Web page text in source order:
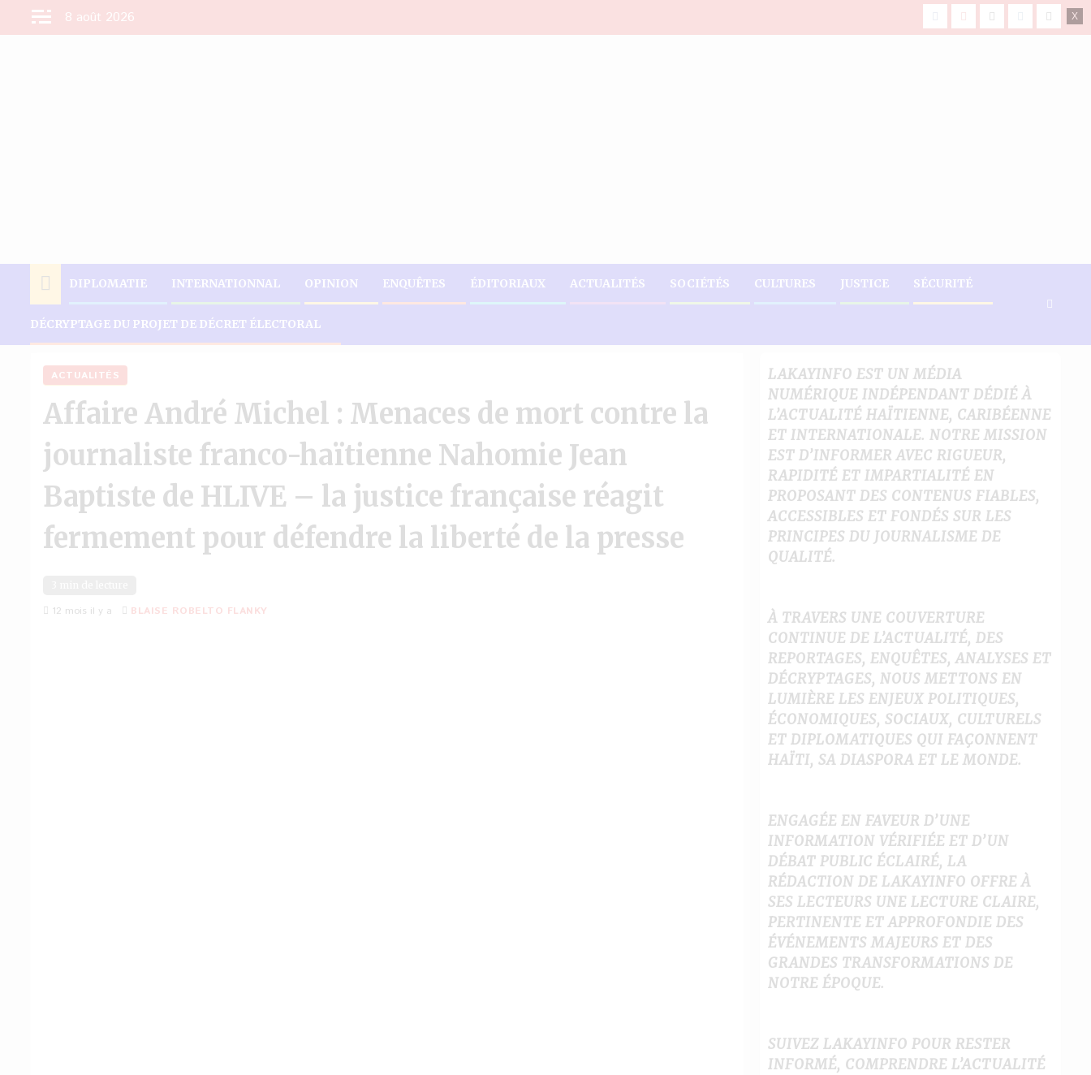
8 août 2026 facebookYoutube
X Instagram
Tiktok
DIPLOMATIE INTERNATIONNAL OPINION ENQUÊTES ÉDITORIAUX ACTUALITÉS SOCIÉTÉS CULTURES JUSTICE SÉCURITÉ
DÉCRYPTAGE DU PROJET DE DÉCRET ÉLECTORAL
Accueil Actualités Affaire André Michel : Menaces de mort contre la journaliste franco-haïtienne Nahomie Jean Baptiste de HLIVE – la justice française réagit fermement pour défendre la liberté de la presse
ACTUALITÉS
Affaire André Michel : Menaces de mort contre la
journaliste franco-haïtienne Nahomie Jean
Baptiste de HLIVE – la justice française réagit
fermement pour défendre la liberté de la presse
12 mois il y a BLAISE ROBELTO FLANKY
LAKAYINFO EST UN MÉDIA
NUMÉRIQUE INDÉPENDANT DÉDIÉ À
L’ACTUALITÉ HAÏTIENNE, CARIBÉENNE
ET INTERNATIONALE. NOTRE MISSION
EST D’INFORMER AVEC RIGUEUR,
RAPIDITÉ ET IMPARTIALITÉ EN
PROPOSANT DES CONTENUS FIABLES,
ACCESSIBLES ET FONDÉS SUR LES
PRINCIPES DU JOURNALISME DE
QUALITÉ.
À TRAVERS UNE COUVERTURE
CONTINUE DE L’ACTUALITÉ, DES
REPORTAGES, ENQUÊTES, ANALYSES ET
DÉCRYPTAGES, NOUS METTONS EN
LUMIÈRE LES ENJEUX POLITIQUES,
ÉCONOMIQUES, SOCIAUX, CULTURELS
ET DIPLOMATIQUES QUI FAÇONNENT
HAÏTI, SA DIASPORA ET LE MONDE.
ENGAGÉE EN FAVEUR D’UNE
INFORMATION VÉRIFIÉE ET D’UN
DÉBAT PUBLIC ÉCLAIRÉ, LA
RÉDACTION DE LAKAYINFO OFFRE À
SES LECTEURS UNE LECTURE CLAIRE,
PERTINENTE ET APPROFONDIE DES
ÉVÉNEMENTS MAJEURS ET DES
GRANDES TRANSFORMATIONS DE
NOTRE ÉPOQUE.
SUIVEZ LAKAYINFO POUR RESTER
INFORMÉ, COMPRENDRE L’ACTUALITÉ